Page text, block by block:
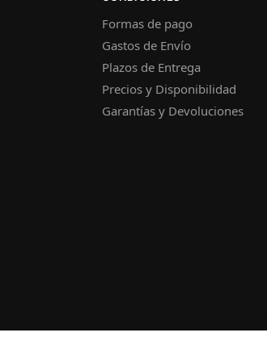
Formas de pago
Gastos de Envío
Plazos de Entrega
Precios y Disponibilidad
Garantías y Devoluciones